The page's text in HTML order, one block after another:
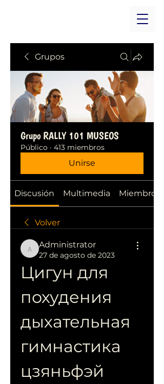
Grupos
Grupo RALLY 101 MUSEOS
Público · 413 miembros
Unirse
Discusión Multimedia Miembros
Volver
Administrator
Administrator
27 de agosto de 2023
Цигун для
похудения
дыхательная
гимнастика
цзяньфэй